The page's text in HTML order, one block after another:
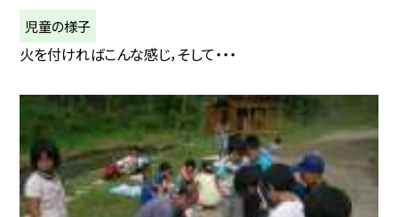
児童の様子
火を付ければこんな感じ，そして・・・